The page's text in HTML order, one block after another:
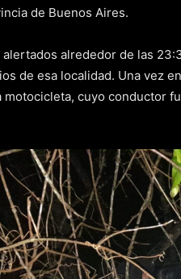
de Buenos Aires.
alrededor de las
de esa localidad. Una vez
motocicleta, cuyo conductor